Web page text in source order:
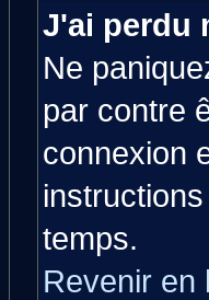
J'ai perdu
Ne
par contre
connexion
temps.
Revenir en